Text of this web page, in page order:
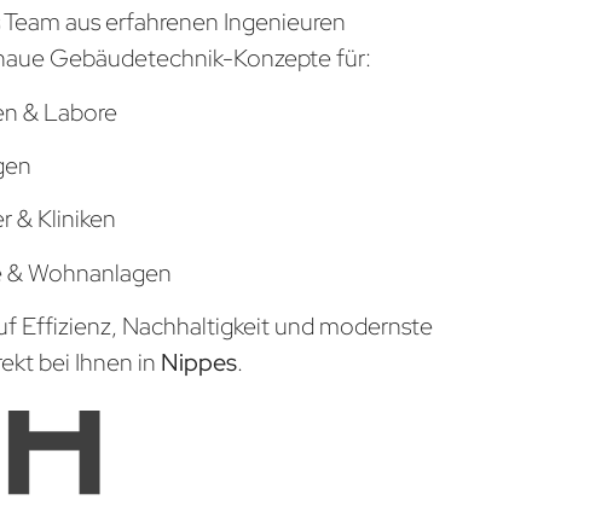
aus erfahrenen Ingenieuren
Gebäudetechnik-Konzepte für:
& Labore
& Kliniken
Wohnanlagen
Effizienz, Nachhaltigkeit und modernste
bei Ihnen in Nippes.